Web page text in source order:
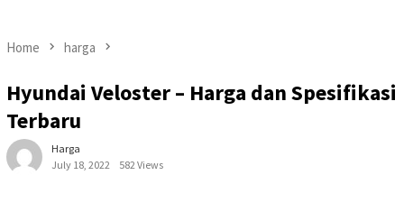
Home harga
Hyundai Veloster – Harga dan Spesifikasi
Terbaru
Harga
July 18, 2022
582 Views